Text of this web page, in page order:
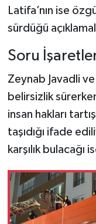
Latifa’nın ise
sürdüğü
Soru
Zeynab Javadli
belirsizlik
insan hakları
taşıdığı ifade
karşılık bulacağı